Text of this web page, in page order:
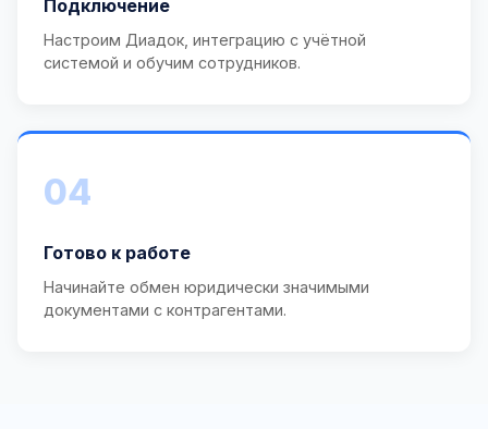
Подключение
Настроим Диадок, интеграцию с учётной
системой и обучим сотрудников.
04
Готово к работе
Начинайте обмен юридически значимыми
документами с контрагентами.